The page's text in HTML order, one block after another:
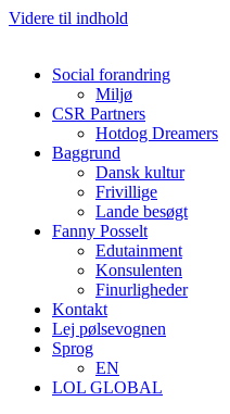
Videre til indhold
Social forandring
Miljø
CSR Partners
Hotdog Dreamers
Baggrund
Dansk kultur
Frivillige
Lande besøgt
Fanny Posselt
Edutainment
Konsulenten
Finurligheder
Kontakt
Lej pølsevognen
Sprog
EN
LOL GLOBAL